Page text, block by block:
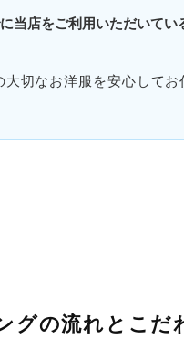
当店をご利用いただいてい
大切なお洋服を安心して
グの流れとこだ